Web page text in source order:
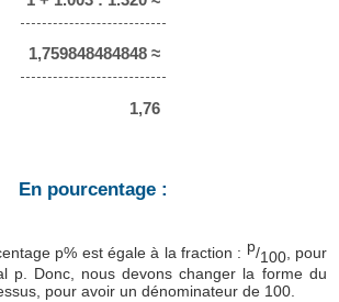
1,759848484848 ≈
1,76
En pourcentage :
p% est égale à la fraction : p/100, pour
p. Donc, nous devons changer la forme du
pour avoir un dénominateur de 100.